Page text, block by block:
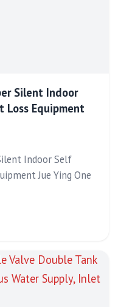
Silent Indoor
Loss Equipment
Indoor Self
Jue Ying One